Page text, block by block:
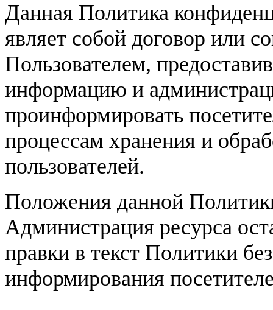
Данная Политика
являет собой договор или
Пользователем,
информацию и
проинформировать
процессам хранения и
пользователей.
Положения данной
Администрация ресурса
правки в текст Политики
информирования